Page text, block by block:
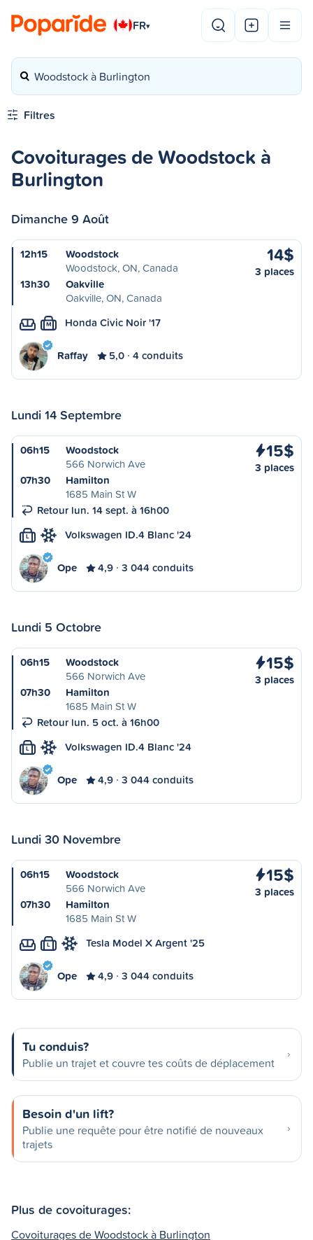
FR▾
Woodstock à Burlington
Filtres
Covoiturages de Woodstock à
Burlington
Dimanche 9 Août
12h15
Woodstock
Woodstock, ON, Canada
13h30
Oakville
Oakville, ON, Canada
14$
3 places
M Honda Civic Noir '17
Raffay 5,0 4 conduits
Lundi 14 Septembre
06h15
Woodstock
566 Norwich Ave
07h30
Hamilton
1685 Main St W
Retour lun. 14 sept. à 16h00
15$
3 places
L Volkswagen ID.4 Blanc '24
Ope 4,9 3 044 conduits
Lundi 5 Octobre
06h15
Woodstock
566 Norwich Ave
07h30
Hamilton
1685 Main St W
Retour lun. 5 oct. à 16h00
15$
3 places
L Volkswagen ID.4 Blanc '24
Ope 4,9 3 044 conduits
Lundi 30 Novembre
06h15
Woodstock
566 Norwich Ave
07h30
Hamilton
1685 Main St W
15$
3 places
L Tesla Model X Argent '25
Ope 4,9 3 044 conduits
Tu conduis?
Publie un trajet et couvre tes coûts de déplacement
Besoin d'un lift?
Publie une requête pour être notifié de nouveaux
trajets
Plus de covoiturages:
Covoiturages de Woodstock à Burlington